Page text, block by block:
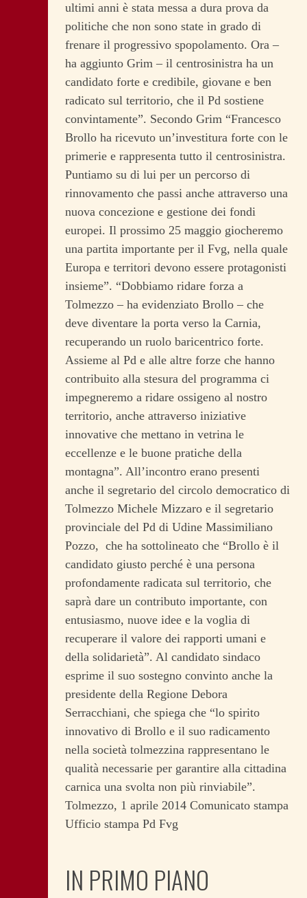
ultimi anni è stata messa a dura prova da
politiche che non sono state in grado di
frenare il progressivo spopolamento. Ora –
ha aggiunto Grim – il centrosinistra ha un
candidato forte e credibile, giovane e ben
radicato sul territorio, che il Pd sostiene
convintamente”. Secondo Grim “Francesco
Brollo ha ricevuto un’investitura forte con le
primerie e rappresenta tutto il centrosinistra.
Puntiamo su di lui per un percorso di
rinnovamento che passi anche attraverso una
nuova concezione e gestione dei fondi
europei. Il prossimo 25 maggio giocheremo
una partita importante per il Fvg, nella quale
Europa e territori devono essere protagonisti
insieme”. “Dobbiamo ridare forza a
Tolmezzo – ha evidenziato Brollo – che
deve diventare la porta verso la Carnia,
recuperando un ruolo baricentrico forte.
Assieme al Pd e alle altre forze che hanno
contribuito alla stesura del programma ci
impegneremo a ridare ossigeno al nostro
territorio, anche attraverso iniziative
innovative che mettano in vetrina le
eccellenze e le buone pratiche della
montagna”. All’incontro erano presenti
anche il segretario del circolo democratico di
Tolmezzo Michele Mizzaro e il segretario
provinciale del Pd di Udine Massimiliano
Pozzo, che ha sottolineato che “Brollo è il
candidato giusto perché è una persona
profondamente radicata sul territorio, che
saprà dare un contributo importante, con
entusiasmo, nuove idee e la voglia di
recuperare il valore dei rapporti umani e
della solidarietà”. Al candidato sindaco
esprime il suo sostegno convinto anche la
presidente della Regione Debora
Serracchiani, che spiega che “lo spirito
innovativo di Brollo e il suo radicamento
nella società tolmezzina rappresentano le
qualità necessarie per garantire alla cittadina
carnica una svolta non più rinviabile”.
Tolmezzo, 1 aprile 2014 Comunicato stampa
Ufficio stampa Pd Fvg
IN PRIMO PIANO